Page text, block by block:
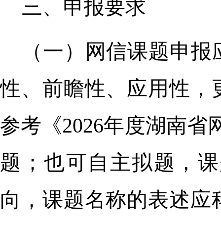
三、申报要求
（一）网信课题申
性、前瞻性、应用性，
参考《2026年度湖南省
题；也可自主拟题，
向，课题名称的表述